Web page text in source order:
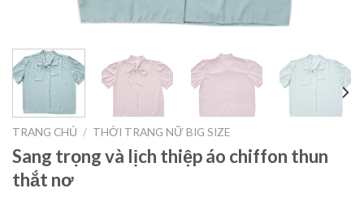
TRANG CHỦ / THỜI TRANG NỮ BIG SIZE
Sang trọng và lịch thiệp áo chiffon thun
thắt nơ